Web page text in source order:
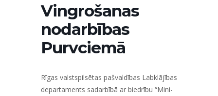
Vingrošanas
nodarbības
Purvciemā
Rīgas valstspilsētas pašvaldības Labklājības
departaments sadarbībā ar biedrību “Mini-